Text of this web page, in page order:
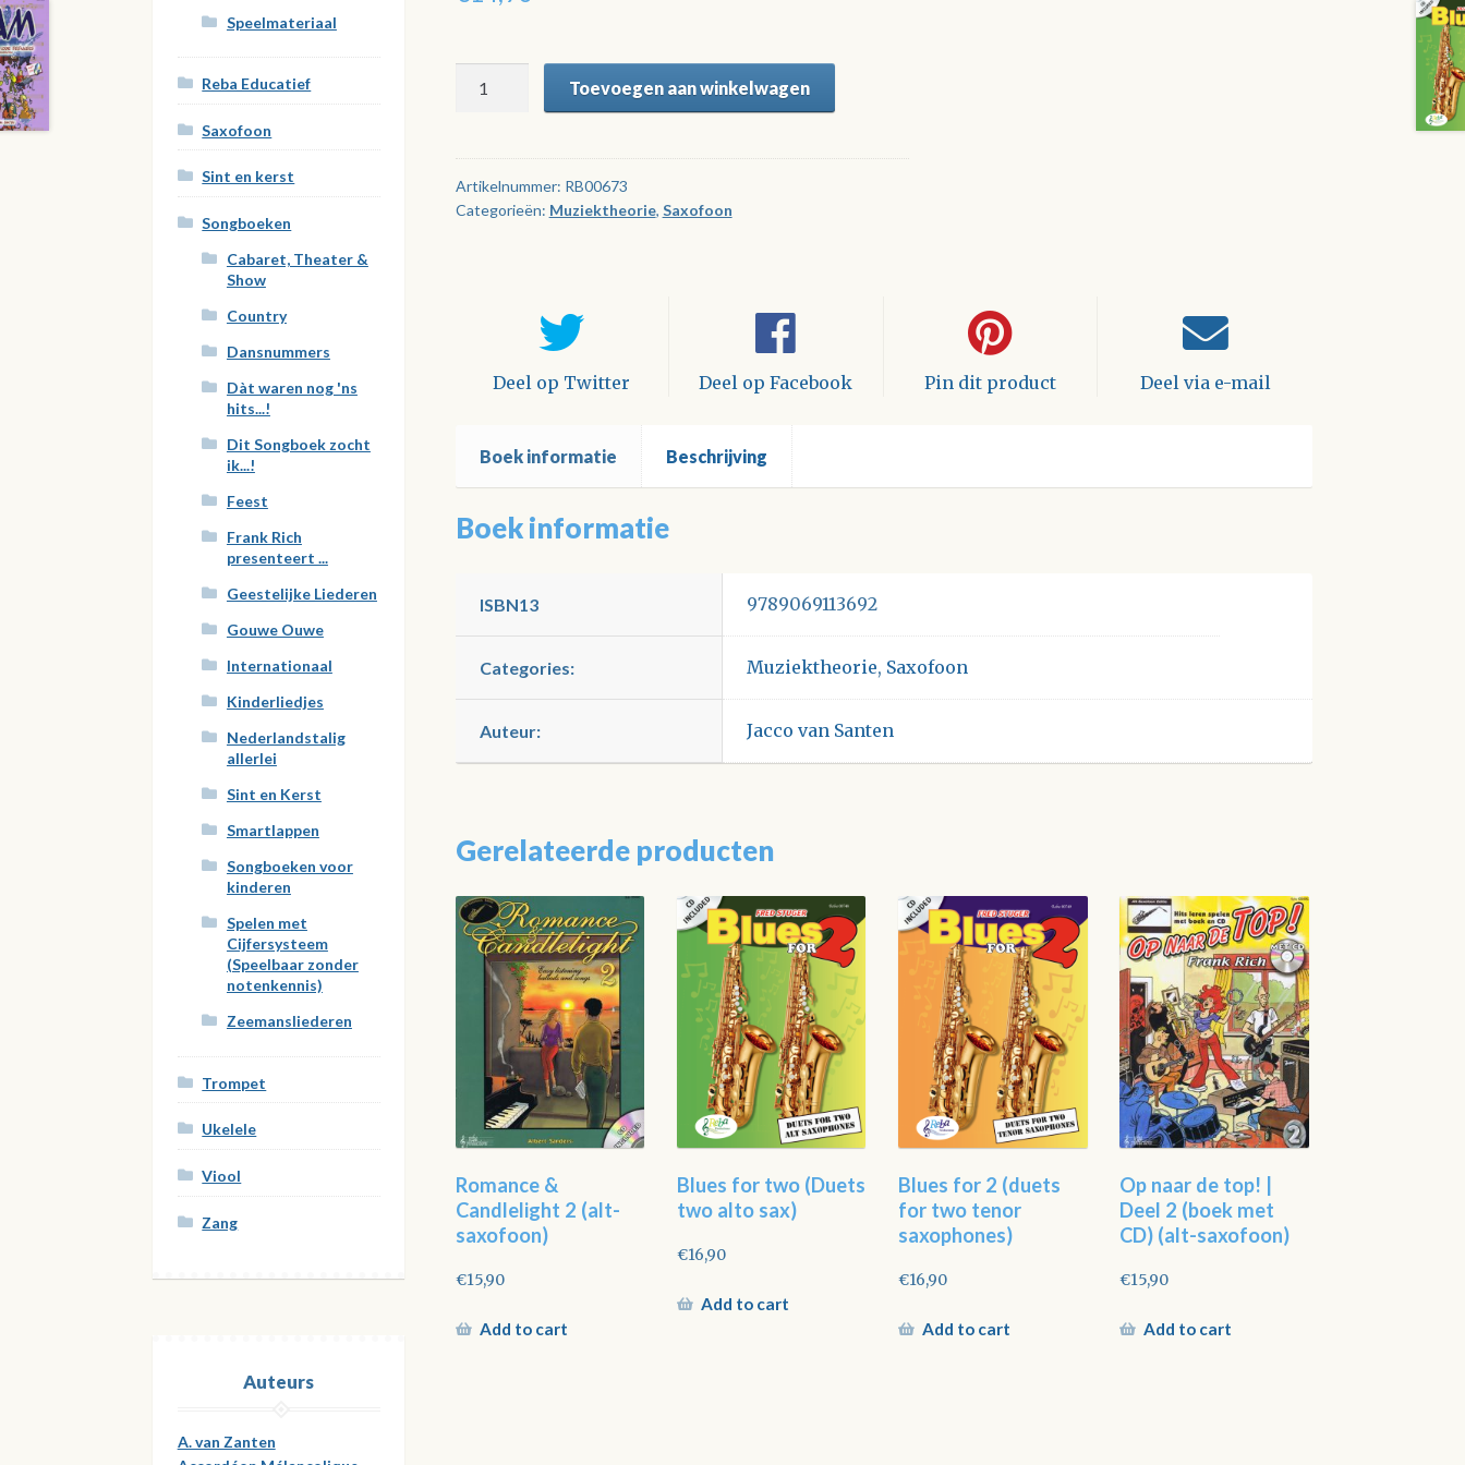
instrumenten
(boek
met
Toevoegen aan winkelwagen
Artikelnummer: RB00673
Categorieën: Muziektheorie, Saxofoon
Deel op Twitter Deel op Facebook Pin dit product Deel via e-mail
Boek informatie Beschrijving
Boek informatie
ISBN13 9789069113692
Categories: Muziektheorie, Saxofoon
Auteur: Jacco van Santen
Gerelateerde producten
Romance &
Candlelight 2 (alt-
saxofoon)
€15,90
Add to cart
Blues for two (Duets
two alto sax)
€16,90
Add to cart
Blues for 2 (duets
for two tenor
saxophones)
€16,90
Add to cart
Op naar de top! |
Deel 2 (boek met
CD) (alt-saxofoon)
€15,90
Add to cart
Speelmateriaal
Reba Educatief
Saxofoon
Sint en kerst
Songboeken
Cabaret, Theater &
Show
Country
Dansnummers
Dàt waren nog 'ns
hits...!
Dit Songboek zocht
ik...!
Feest
Frank Rich
presenteert ...
Geestelijke Liederen
Gouwe Ouwe
Internationaal
Kinderliedjes
Nederlandstalig
allerlei
Sint en Kerst
Smartlappen
Songboeken voor
kinderen
Spelen met
Cijfersysteem
(Speelbaar zonder
notenkennis)
Zeemansliederen
Trompet
Ukelele
Viool
Zang
Auteurs
A. van Zanten